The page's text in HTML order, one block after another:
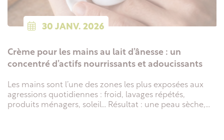
30 JANV. 2026
Crème pour les mains au lait d’ânesse : un
concentré d’actifs nourrissants et adoucissants
Les mains sont l’une des zones les plus exposées aux
agressions quotidiennes : froid, lavages répétés,
produits ménagers, soleil… Résultat : une peau sèche,...